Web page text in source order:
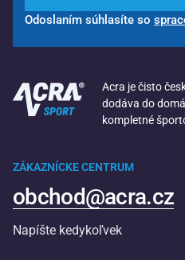
Odoslaním súhlasíte so
Acra je čisto
dodáva do
kompletné
ZÁKAZNÍCKE CENTRUM
obchod@acra.cz
Napíšte kedykoľvek